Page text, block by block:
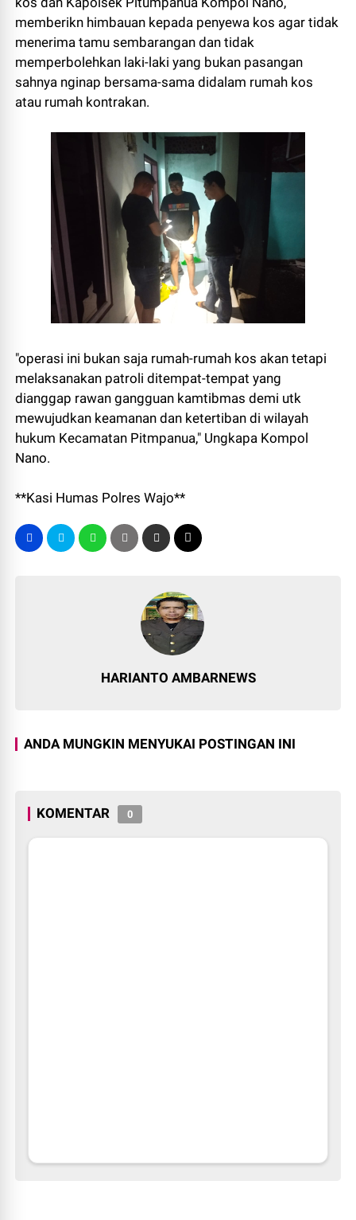
memberikn himbauan kepada penyewa kos agar tidak
menerima tamu sembarangan dan tidak
memperbolehkan laki-laki yang bukan pasangan
sahnya nginap bersama-sama didalam rumah kos
atau rumah kontrakan.
"operasi ini bukan saja rumah-rumah kos akan tetapi
melaksanakan patroli ditempat-tempat yang
dianggap rawan gangguan kamtibmas demi utk
mewujudkan keamanan dan ketertiban di wilayah
hukum Kecamatan Pitmpanua," Ungkapa Kompol
Nano.
**Kasi Humas Polres Wajo**
HARIANTO AMBARNEWS
ANDA MUNGKIN MENYUKAI POSTINGAN INI
KOMENTAR 0